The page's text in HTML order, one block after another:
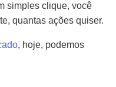
simples clique, você
quantas ações quiser.
, hoje, podemos